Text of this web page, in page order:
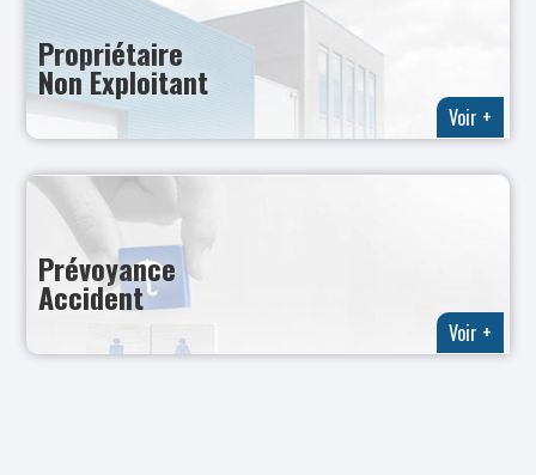
Propriétaire
Non Exploitant
Voir +
Prévoyance
Accident
Voir +